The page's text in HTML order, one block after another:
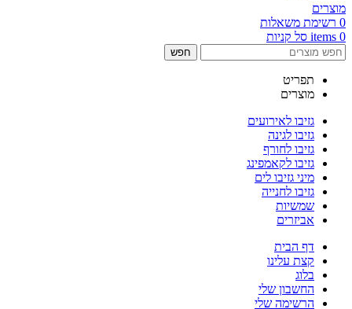
מוצרים
0 רשימת משאלות
0
items סל קניות
חפש
תפריט
מוצרים
גזיבו לאירועים
גזיבו לגינה
גזיבו לחורף
גזיבו לקאמפינג
מיני גזיבו לים
גזיבו לחנייה
שמשיות
אביזרים
דף הבית
קצת עלינו
בלוג
החשבון שלי
הרשימה שלי